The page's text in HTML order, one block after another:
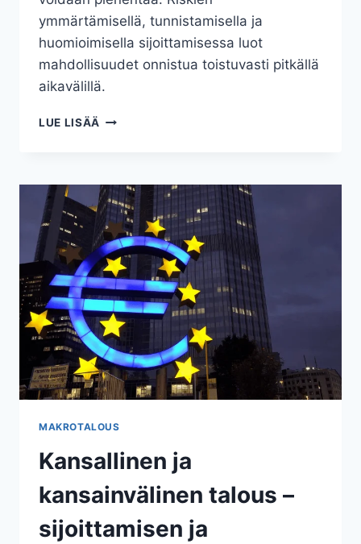
ymmärtämisellä, tunnistamisella ja
huomioimisella sijoittamisessa luot
mahdollisuudet onnistua toistuvasti pitkällä
aikavälillä.
LUE LISÄÄ SIJOITTAMISEN
SUOJAUTUMINEN
MAKROTALOUS
Kansallinen ja
kansainvälinen talous –
sijoittamisen ja